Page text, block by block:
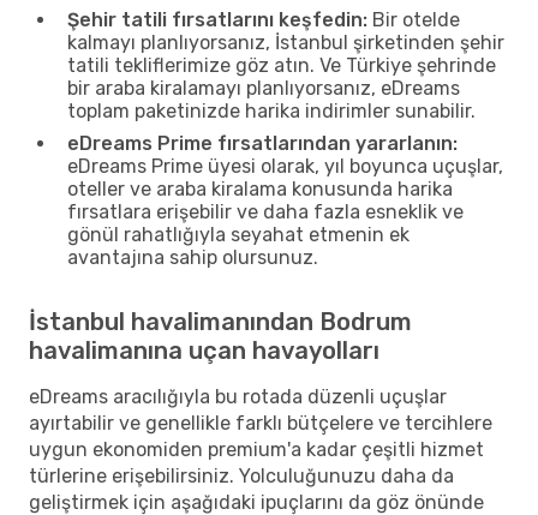
Şehir tatili fırsatlarını keşfedin: Bir otelde
kalmayı planlıyorsanız, İstanbul şirketinden şehir
tatili tekliflerimize göz atın. Ve Türkiye şehrinde
bir araba kiralamayı planlıyorsanız, eDreams
toplam paketinizde harika indirimler sunabilir.
eDreams Prime fırsatlarından yararlanın:
eDreams Prime üyesi olarak, yıl boyunca uçuşlar,
oteller ve araba kiralama konusunda harika
fırsatlara erişebilir ve daha fazla esneklik ve
gönül rahatlığıyla seyahat etmenin ek
avantajına sahip olursunuz.
İstanbul havalimanından Bodrum
havalimanına uçan havayolları
eDreams aracılığıyla bu rotada düzenli uçuşlar
ayırtabilir ve genellikle farklı bütçelere ve tercihlere
uygun ekonomiden premium'a kadar çeşitli hizmet
türlerine erişebilirsiniz. Yolculuğunuzu daha da
geliştirmek için aşağıdaki ipuçlarını da göz önünde